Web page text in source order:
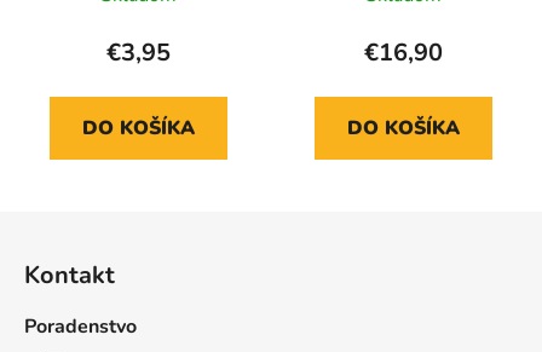
€3,95
DO KOŠÍKA
€16,90
DO KOŠÍKA
Kontakt
Poradenstvo